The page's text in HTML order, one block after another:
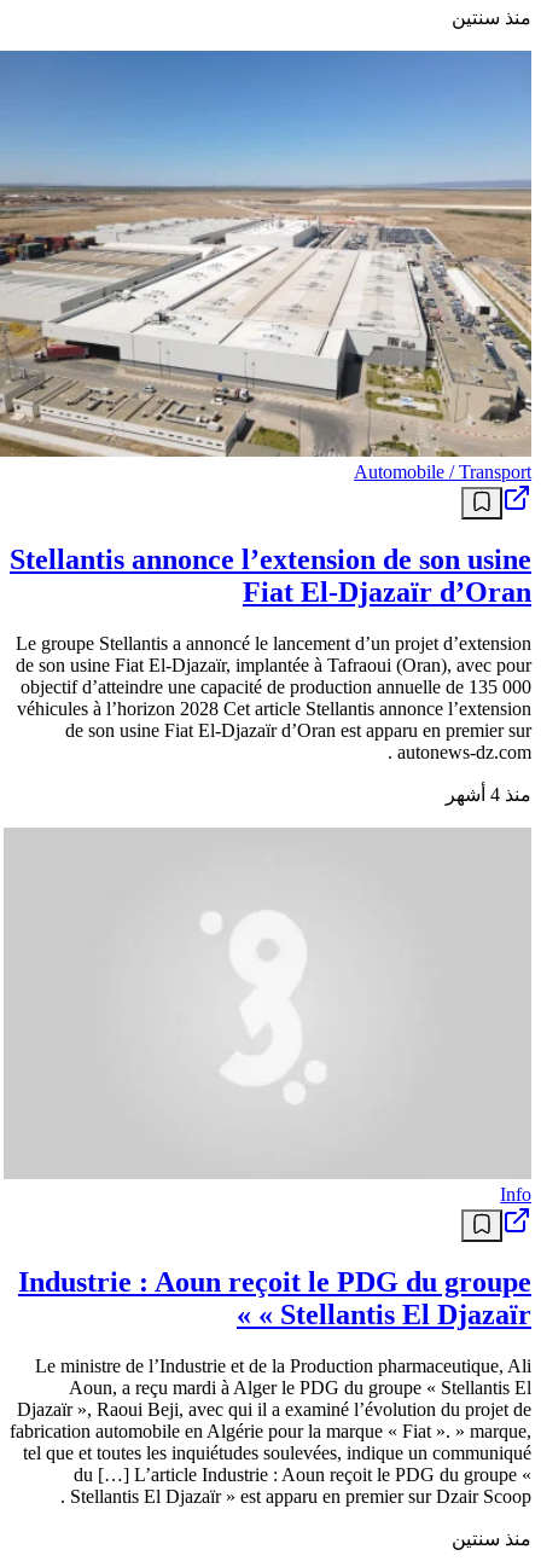
منذ سنتين
Automobile / Transport
Stellantis annonce l’extension de son usine
Fiat El-Djazaïr d’Oran
Le groupe Stellantis a annoncé le lancement d’un projet d’extension
de son usine Fiat El-Djazaïr, implantée à Tafraoui (Oran), avec pour
objectif d’atteindre une capacité de production annuelle de 135 000
véhicules à l’horizon 2028 Cet article Stellantis annonce l’extension
de son usine Fiat El-Djazaïr d’Oran est apparu en premier sur
autonews-dz.com .
منذ 4 أشهر
Info
Industrie : Aoun reçoit le PDG du groupe
« Stellantis El Djazaïr »
Le ministre de l’Industrie et de la Production pharmaceutique, Ali
Aoun, a reçu mardi à Alger le PDG du groupe « Stellantis El
Djazaïr », Raoui Beji, avec qui il a examiné l’évolution du projet de
fabrication automobile en Algérie pour la marque « Fiat ». » marque,
tel que et toutes les inquiétudes soulevées, indique un communiqué
du […] L’article Industrie : Aoun reçoit le PDG du groupe «
Stellantis El Djazaïr » est apparu en premier sur Dzair Scoop .
منذ سنتين